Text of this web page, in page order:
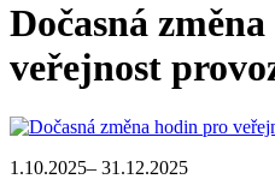
Dočasná
veřejnost
1.10.2025– 31.12.2025